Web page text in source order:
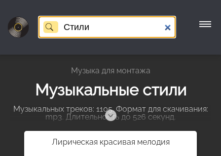
Музыка для монтажа
Музыкальные стили
Музыкальных треков: 1105. Формат для скачивания:
mp3. Длительность до 526 секунд.
Лирическая красивая мелодия